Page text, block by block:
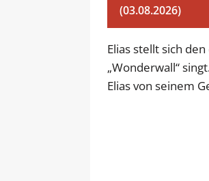
(03.08.2026)
Elias stellt sich
„Wonderwall“
Elias von seinem